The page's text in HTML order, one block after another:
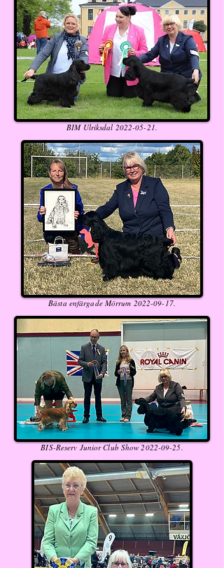
BIM Ulriksdal 2022-05-21.
Bästa enfärgade Mörrum 2022-09-17.
BIS-Reserv Junior Club Show2022-09-25.